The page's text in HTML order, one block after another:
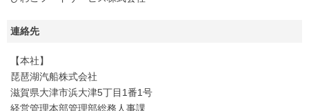
連絡先
【本社】
琵琶湖汽船株式会社
滋賀県大津市浜大津5丁目1番1号
経営管理本部管理部総務人事課